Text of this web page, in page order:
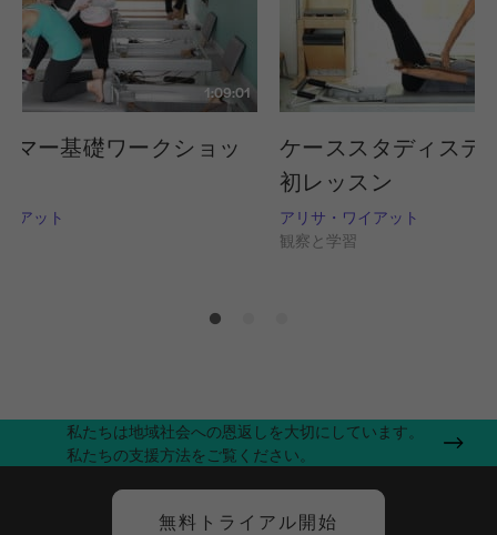
1:09:01
マー基礎ワークショッ
アット
ケーススタディステ
初レッスン
アリサ・ワイアット
観察と学習
私たちは地域社会への恩返しを大切にしています。
私たちの支援方法をご覧ください。
無料トライアル開始